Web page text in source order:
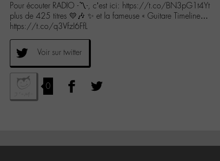
Pour écouter RADIO -〽️-, c’est ici: https://t.co/BN3pG1t4Yt
plus de 425 titres 💛🎶 ✨ et la fameuse « Guitare Timeline…
https://t.co/q3VfzI6FfL
Voir sur twitter
0